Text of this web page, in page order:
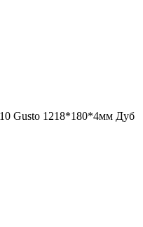
Gusto 1218*180*4мм Дуб